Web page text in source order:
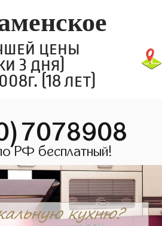
цены
3 дня)
(18 лет)
РФ бесплатный!